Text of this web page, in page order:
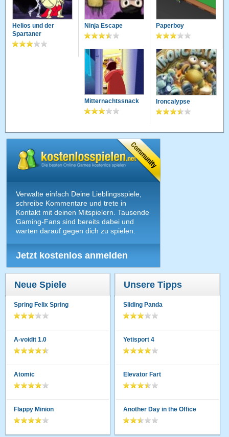
Helios und der
Spartaner
Ninja Escape Paperboy
Mitternachtssnack Ironcalypse
Verwalte einfach Deine Lieblingsspiele,
schreibe Kommentare und trete in
Kontakt mit deinen Mitspielern. Tausende
Gaming-Fans sind bereits dabei und
warten darauf gegen dich zu spielen.
Jetzt kostenlos anmelden
Neue Spiele
Spring Felix Spring
A-voidit 1.0
Atomic
Flappy Minion
Unsere Tipps
Sliding Panda
Yetisport 4
Elevator Fart
Another Day in the Office